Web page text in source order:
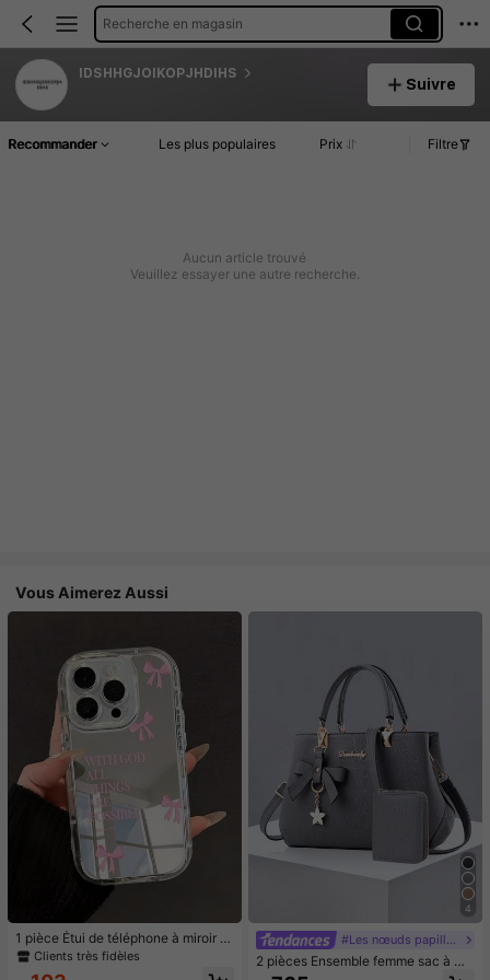
Recherche en magasin
IDSHHGJOIKOPJHDIHS
Suivre
Recommander Les plus populaires Prix Filtre
Aucun article trouvé
Veuillez essayer une autre recherche.
Vous Aimerez Aussi
1 pièce Étui de téléphone à miroir ro
se minimaliste, style fille avec motif
Clients très fidèles
4
#Les nœuds papillon font leur grand retour.
2 pièces Ensemble femme sac à ma
in et porte-cartes de couleur unie, e